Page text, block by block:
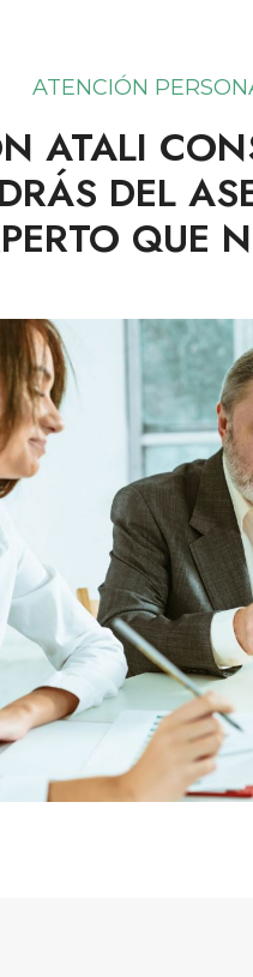
ATENCIÓN
ATALI
DEL
QUE